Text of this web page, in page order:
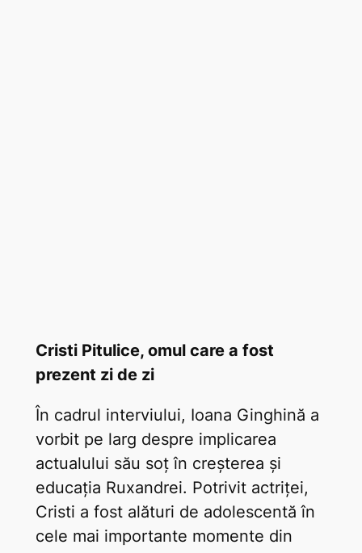
Cristi Pitulice, omul care a fost
prezent zi de zi
În cadrul interviului, Ioana Ginghină a
vorbit pe larg despre implicarea
actualului său soț în creșterea și
educația Ruxandrei. Potrivit actriței,
Cristi a fost alături de adolescentă în
cele mai importante momente din